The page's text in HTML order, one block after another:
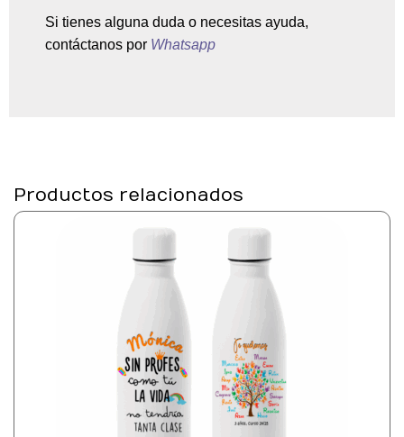
Si tienes alguna duda o necesitas ayuda,
contáctanos por Whatsapp
Productos relacionados